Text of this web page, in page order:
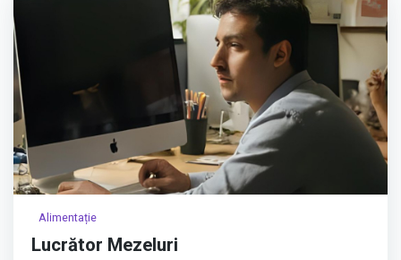
Alimentație
Lucrător Mezeluri